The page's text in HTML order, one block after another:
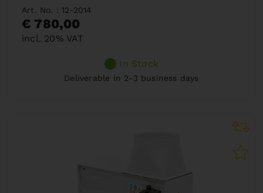
Art. No. : 12-2014
€ 780,00
incl. 20% VAT
In Stock
Deliverable in 2-3 business days